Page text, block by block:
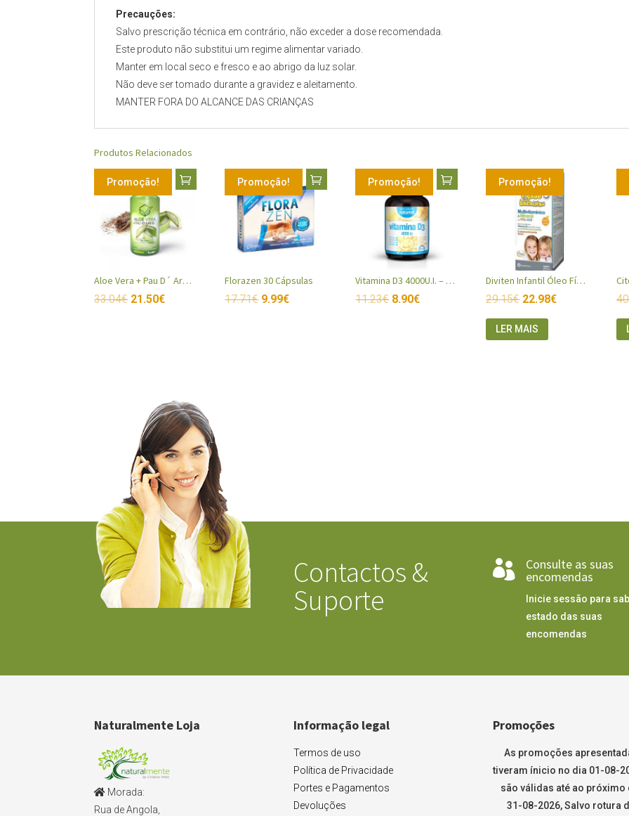
Precauções:
Salvo prescrição técnica em contrário, não exceder a dose recomendada.
Este produto não substitui um regime alimentar variado.
Manter em local seco e fresco e ao abrigo da luz solar.
Não deve ser tomado durante a gravidez e aleitamento.
MANTER FORA DO ALCANCE DAS CRIANÇAS
Produtos Relacionados
Promoção!
Aloe Vera + Pau D´ Arco 1000ml
33.04€ 21.50€
Promoção!
Florazen 30 Cápsulas
17.71€ 9.99€
Promoção!
Vitamina D3 4000U.I. – Naturmil
11.23€ 8.90€
Promoção!
Diviten Infantil Óleo Fígado Bacalhau
29.15€ 22.98€
LER MAIS
Contactos &
Suporte
 Consulte as suas
encomendas
Inicie sessão para
estado das suas
encomendas
Naturalmente Loja
Morada:
Rua de Angola,
Informação legal
Termos de uso
Política de Privacidade
Portes e Pagamentos
Devoluções
Promoções
As promoções
tiveram ínicio no dia 01-08-
são válidas até ao próximo
31-08-2026, Salvo rotura